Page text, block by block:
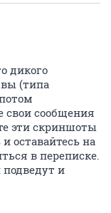
дикого
(типа
свои сообщения
эти скриншоты
оставайтесь на
в переписке.
и